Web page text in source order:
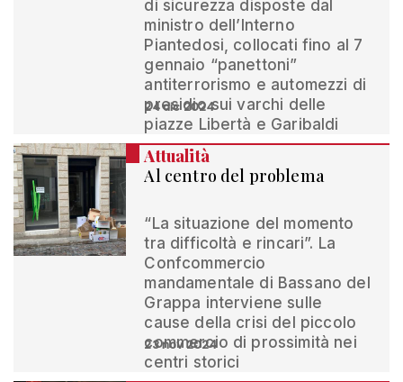
di sicurezza disposte dal
ministro dell’Interno
Piantedosi, collocati fino al 7
gennaio “panettoni”
antiterrorismo e automezzi di
presidio sui varchi delle
piazze Libertà e Garibaldi
24 dic 2024
Attualità
Al centro del problema
“La situazione del momento
tra difficoltà e rincari”. La
Confcommercio
mandamentale di Bassano del
Grappa interviene sulle
cause della crisi del piccolo
commercio di prossimità nei
centri storici
23 nov 2024